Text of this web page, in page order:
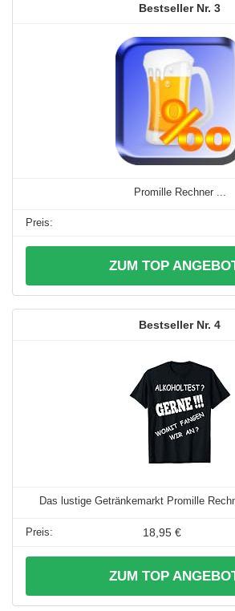
3
Promille Rechner ...
ZUM TOP
4
Das lustige Getränkemarkt Promille
18,95 €
ZUM TOP